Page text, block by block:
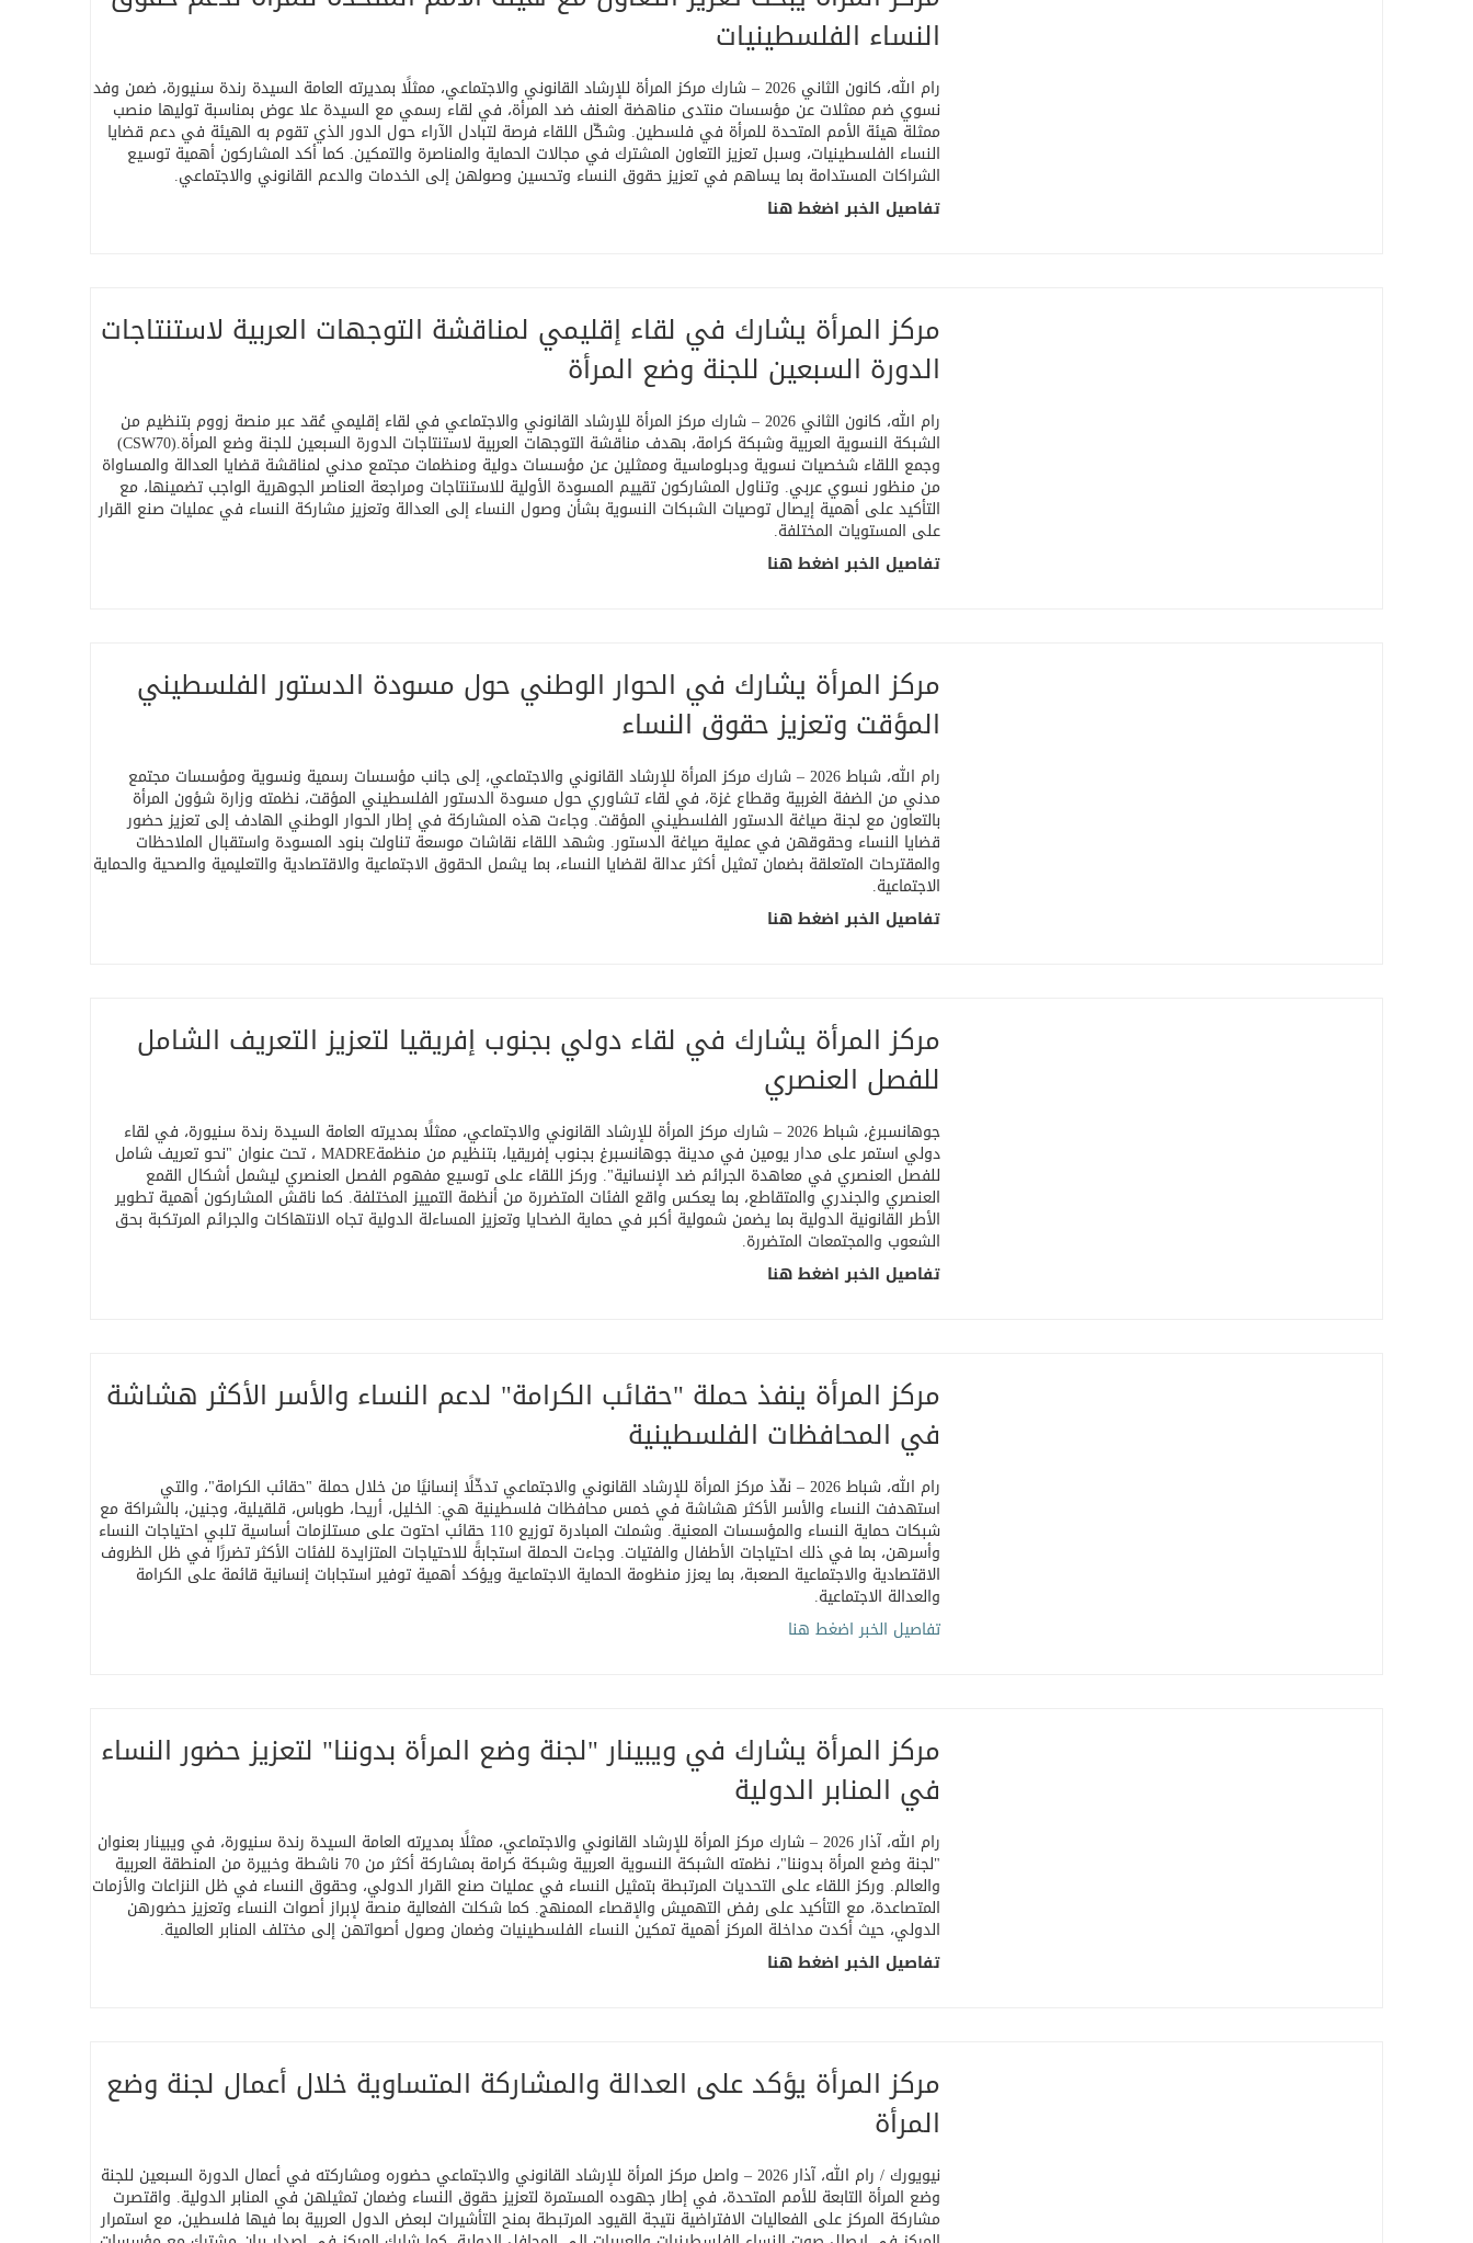
النساء الفلسطينيات
رام الله، كانون الثاني 2026 – شارك مركز المرأة للإرشاد القانوني والاجتماعي، ممثلًا بمديرته العامة السيدة رندة سنيورة، ضمن وفد
نسوي ضم ممثلات عن مؤسسات منتدى مناهضة العنف ضد المرأة، في لقاء رسمي مع السيدة علا عوض بمناسبة توليها منصب
ممثلة هيئة الأمم المتحدة للمرأة في فلسطين. وشكّل اللقاء فرصة لتبادل الآراء حول الدور الذي تقوم به الهيئة في دعم قضايا
النساء الفلسطينيات، وسبل تعزيز التعاون المشترك في مجالات الحماية والمناصرة والتمكين. كما أكد المشاركون أهمية توسيع
الشراكات المستدامة بما يساهم في تعزيز حقوق النساء وتحسين وصولهن إلى الخدمات والدعم القانوني والاجتماعي.
تفاصيل الخبر اضغط هنا
مركز المرأة يشارك في لقاء إقليمي لمناقشة التوجهات العربية لاستنتاجات
الدورة السبعين للجنة وضع المرأة
رام الله، كانون الثاني 2026 – شارك مركز المرأة للإرشاد القانوني والاجتماعي في لقاء إقليمي عُقد عبر منصة زووم بتنظيم من
الشبكة النسوية العربية وشبكة كرامة، بهدف مناقشة التوجهات العربية لاستنتاجات الدورة السبعين للجنة وضع المرأة(CSW70).
وجمع اللقاء شخصيات نسوية ودبلوماسية وممثلين عن مؤسسات دولية ومنظمات مجتمع مدني لمناقشة قضايا العدالة والمساواة
من منظور نسوي عربي. وتناول المشاركون تقييم المسودة الأولية للاستنتاجات ومراجعة العناصر الجوهرية الواجب تضمينها، مع
التأكيد على أهمية إيصال توصيات الشبكات النسوية بشأن وصول النساء إلى العدالة وتعزيز مشاركة النساء في عمليات صنع القرار
على المستويات المختلفة.
تفاصيل الخبر اضغط هنا
مركز المرأة يشارك في الحوار الوطني حول مسودة الدستور الفلسطيني
المؤقت وتعزيز حقوق النساء
رام الله، شباط 2026 – شارك مركز المرأة للإرشاد القانوني والاجتماعي، إلى جانب مؤسسات رسمية ونسوية ومؤسسات مجتمع
مدني من الضفة الغربية وقطاع غزة، في لقاء تشاوري حول مسودة الدستور الفلسطيني المؤقت، نظمته وزارة شؤون المرأة
بالتعاون مع لجنة صياغة الدستور الفلسطيني المؤقت. وجاءت هذه المشاركة في إطار الحوار الوطني الهادف إلى تعزيز حضور
قضايا النساء وحقوقهن في عملية صياغة الدستور. وشهد اللقاء نقاشات موسعة تناولت بنود المسودة واستقبال الملاحظات
والمقترحات المتعلقة بضمان تمثيل أكثر عدالة لقضايا النساء، بما يشمل الحقوق الاجتماعية والاقتصادية والتعليمية والصحية والحماية
الاجتماعية.
تفاصيل الخبر اضغط هنا
مركز المرأة يشارك في لقاء دولي بجنوب إفريقيا لتعزيز التعريف الشامل
للفصل العنصري
جوهانسبرغ، شباط 2026 – شارك مركز المرأة للإرشاد القانوني والاجتماعي، ممثلًا بمديرته العامة السيدة رندة سنيورة، في لقاء
دولي استمر على مدار يومين في مدينة جوهانسبرغ بجنوب إفريقيا، بتنظيم من منظمةMADRE ، تحت عنوان "نحو تعريف شامل
للفصل العنصري في معاهدة الجرائم ضد الإنسانية". وركز اللقاء على توسيع مفهوم الفصل العنصري ليشمل أشكال القمع
العنصري والجندري والمتقاطع، بما يعكس واقع الفئات المتضررة من أنظمة التمييز المختلفة. كما ناقش المشاركون أهمية تطوير
الأطر القانونية الدولية بما يضمن شمولية أكبر في حماية الضحايا وتعزيز المساءلة الدولية تجاه الانتهاكات والجرائم المرتكبة بحق
الشعوب والمجتمعات المتضررة.
تفاصيل الخبر اضغط هنا
مركز المرأة ينفذ حملة "حقائب الكرامة" لدعم النساء والأسر الأكثر هشاشة
في المحافظات الفلسطينية
رام الله، شباط 2026 – نفّذ مركز المرأة للإرشاد القانوني والاجتماعي تدخّلًا إنسانيًا من خلال حملة "حقائب الكرامة"، والتي
استهدفت النساء والأسر الأكثر هشاشة في خمس محافظات فلسطينية هي: الخليل، أريحا، طوباس، قلقيلية، وجنين، بالشراكة مع
شبكات حماية النساء والمؤسسات المعنية. وشملت المبادرة توزيع 110 حقائب احتوت على مستلزمات أساسية تلبي احتياجات النساء
وأسرهن، بما في ذلك احتياجات الأطفال والفتيات. وجاءت الحملة استجابةً للاحتياجات المتزايدة للفئات الأكثر تضررًا في ظل الظروف
الاقتصادية والاجتماعية الصعبة، بما يعزز منظومة الحماية الاجتماعية ويؤكد أهمية توفير استجابات إنسانية قائمة على الكرامة
والعدالة الاجتماعية.
تفاصيل الخبر اضغط هنا
مركز المرأة يشارك في ويبينار "لجنة وضع المرأة بدوننا" لتعزيز حضور النساء
في المنابر الدولية
رام الله، آذار 2026 – شارك مركز المرأة للإرشاد القانوني والاجتماعي، ممثلًا بمديرته العامة السيدة رندة سنيورة، في ويبينار بعنوان
"لجنة وضع المرأة بدوننا"، نظمته الشبكة النسوية العربية وشبكة كرامة بمشاركة أكثر من 70 ناشطة وخبيرة من المنطقة العربية
والعالم. وركز اللقاء على التحديات المرتبطة بتمثيل النساء في عمليات صنع القرار الدولي، وحقوق النساء في ظل النزاعات والأزمات
المتصاعدة، مع التأكيد على رفض التهميش والإقصاء الممنهج. كما شكلت الفعالية منصة لإبراز أصوات النساء وتعزيز حضورهن
الدولي، حيث أكدت مداخلة المركز أهمية تمكين النساء الفلسطينيات وضمان وصول أصواتهن إلى مختلف المنابر العالمية.
تفاصيل الخبر اضغط هنا
مركز المرأة يؤكد على العدالة والمشاركة المتساوية خلال أعمال لجنة وضع
المرأة
نيويورك / رام الله، آذار 2026 – واصل مركز المرأة للإرشاد القانوني والاجتماعي حضوره ومشاركته في أعمال الدورة السبعين للجنة
وضع المرأة التابعة للأمم المتحدة، في إطار جهوده المستمرة لتعزيز حقوق النساء وضمان تمثيلهن في المنابر الدولية. واقتصرت
مشاركة المركز على الفعاليات الافتراضية نتيجة القيود المرتبطة بمنح التأشيرات لبعض الدول العربية بما فيها فلسطين، مع استمرار